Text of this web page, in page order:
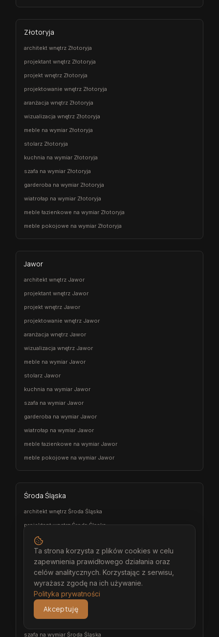
Złotoryja
architekt wnętrz Złotoryja
projektant wnętrz Złotoryja
projekt wnętrz Złotoryja
projektowanie wnętrz Złotoryja
aranżacja wnętrz Złotoryja
wizualizacja wnętrz Złotoryja
meble na wymiar Złotoryja
stolarz Złotoryja
kuchnia na wymiar Złotoryja
szafa na wymiar Złotoryja
garderoba na wymiar Złotoryja
wiatrołap na wymiar Złotoryja
meble łazienkowe na wymiar Złotoryja
meble pokojowe na wymiar Złotoryja
Jawor
architekt wnętrz Jawor
projektant wnętrz Jawor
projekt wnętrz Jawor
projektowanie wnętrz Jawor
aranżacja wnętrz Jawor
wizualizacja wnętrz Jawor
meble na wymiar Jawor
stolarz Jawor
kuchnia na wymiar Jawor
szafa na wymiar Jawor
garderoba na wymiar Jawor
wiatrołap na wymiar Jawor
meble łazienkowe na wymiar Jawor
meble pokojowe na wymiar Jawor
Środa Śląska
architekt wnętrz Środa Śląska
projektant wnętrz Środa Śląska
projekt wnętrz Środa Śląska
projektowanie wnętrz Środa Śląska
aranżacja wnętrz Środa Śląska
wizualizacja wnętrz Środa Śląska
meble na wymiar Środa Śląska
stolarz Środa Śląska
kuchnia na wymiar Środa Śląska
szafa na wymiar Środa Śląska
Ta strona korzysta z plików cookies w celu
zapewnienia prawidłowego działania oraz
celów analitycznych. Korzystając z serwisu,
wyrażasz zgodę na ich używanie.
Polityka prywatności
Akceptuję